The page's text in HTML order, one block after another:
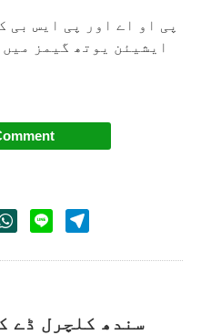
ایشیئن یوتھ گیمز
سندھ کلچرل ڈے